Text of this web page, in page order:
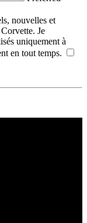
nouvelles et
Je
uniquement à
en tout temps.